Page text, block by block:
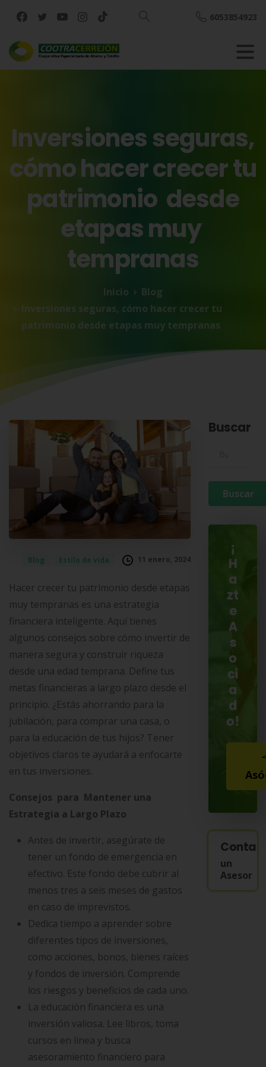
Buscar
6053854923
Inversionesseguras,
cómohacercrecertu
patrimonio desde
etapasmuy
tempranas
Inicio
Blog
Inversiones seguras, cómo hacer crecer tu
patrimonio desde etapas muy tempranas
Blog Estilo de vida 11 enero, 2024
Hacer crecer tu patrimonio desde etapas
muy tempranas es una estrategia
financiera inteligente. Aquí tienes
algunos consejos sobre cómo invertir de
manera segura y construir riqueza
desde una edad temprana. Define tus
metas financieras a largo plazo desde el
principio. ¿Estás ahorrando para la
jubilación, para comprar una casa, o
para la educación de tus hijos? Tener
objetivos claros te ayudará a enfocarte
en tus inversiones.
Consejos para Mantener una
Estrategia a Largo Plazo
Antes de invertir, asegúrate de
tener un fondo de emergencia en
efectivo. Este fondo debe cubrir al
menos tres a seis meses de gastos
en caso de imprevistos.
Dedica tiempo a aprender sobre
diferentes tipos de inversiones,
como acciones, bonos, bienes raíces
y fondos de inversión. Comprende
los riesgos y beneficios de cada uno.
La educación financiera es una
inversión valiosa. Lee libros, toma
cursos en línea y busca
asesoramiento financiero para
Buscar
¡
H
a
zt
e
A
s
o
ci
a
d
o!
un
Asesor